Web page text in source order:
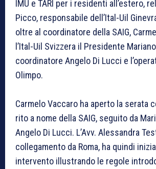
IMU e TARI per i residenti all’estero,
Picco, responsabile dell’Ital-Uil
oltre al coordinatore della SAIG,
l’Ital-Uil Svizzera il Presidente
coordinatore Angelo Di Lucci e
Olimpo.
Carmelo Vaccaro ha aperto la serata
rito a nome della SAIG, seguito da
Angelo Di Lucci. L’Avv. Alessandra
collegamento da Roma, ha quindi
intervento illustrando le regole